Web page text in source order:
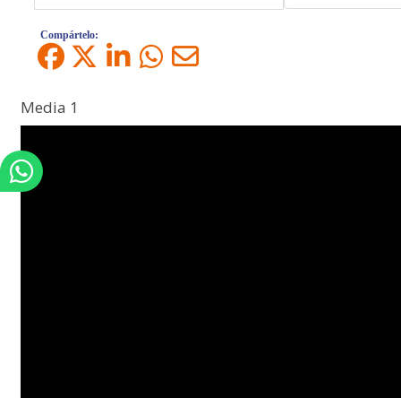
Compártelo:
Media 1